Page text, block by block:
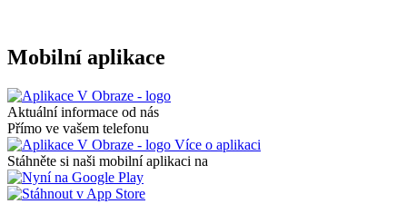
Mobilní aplikace
Aktuální informace od nás
Přímo ve vašem telefonu
Více o aplikaci
Stáhněte si naši mobilní aplikaci na